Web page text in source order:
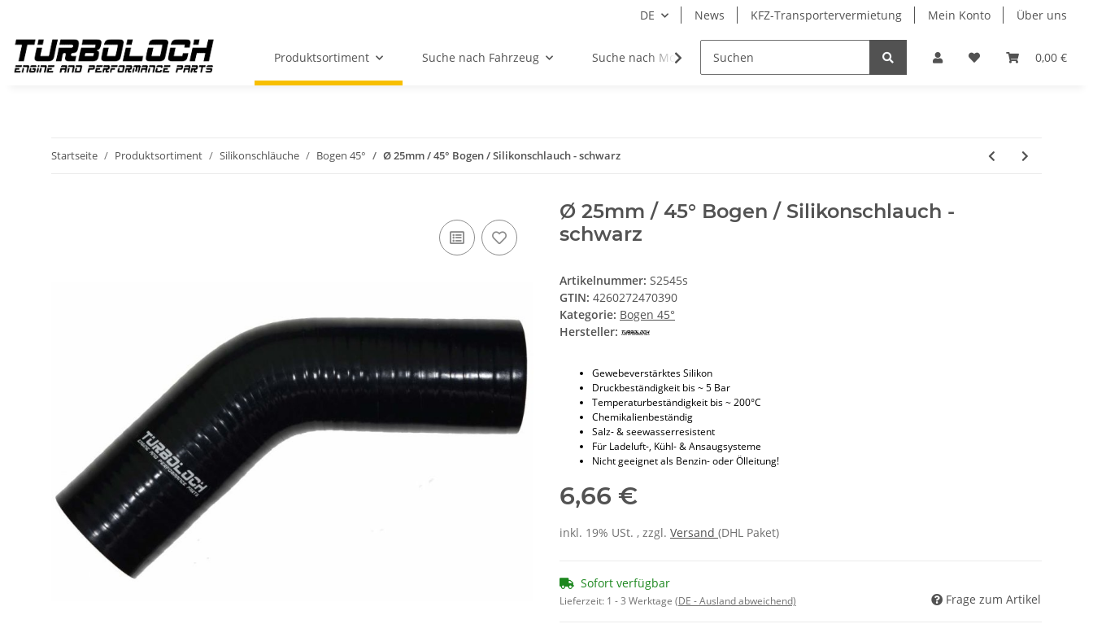
DE News KFZ-Transportervermietung Mein Konto Über uns
0,00 €
Produktsortiment Suche nach Fahrzeug Suche nach Motor Sonderangebote Merchandising
Startseite Produktsortiment Silikonschläuche Bogen 45° Ø 25mm / 45° Bogen / Silikonschlauch - schwarz
Ø 25mm / 45° Bogen / Silikonschlauch -
schwarz
Artikelnummer: S2545s
GTIN: 4260272470390
Kategorie: Bogen 45°
Hersteller:
Gewebeverstärktes Silikon
Druckbeständigkeit bis ~ 5 Bar
Temperaturbeständigkeit bis ~ 200°C
Chemikalienbeständig
Salz- & seewasserresistent
Für Ladeluft-, Kühl- & Ansaugsysteme
Nicht geeignet als Benzin- oder Ölleitung!
6,66 €
inkl. 19% USt. , zzgl. Versand (DHL Paket)
Sofort verfügbar
Lieferzeit: 1 - 3 Werktage (DE - Ausland abweichend) Frage zum Artikel